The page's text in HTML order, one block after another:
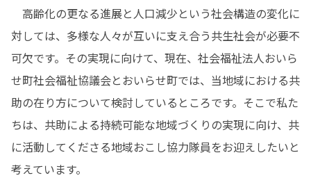
高齢化の更なる進展と人口減少という社会構造の変化に
対しては、多様な人々が互いに支え合う共生社会が必要不
可欠です。その実現に向けて、現在、社会福祉法人おいら
せ町社会福祉協議会とおいらせ町では、当地域における共
助の在り方について検討しているところです。そこで私た
ちは、共助による持続可能な地域づくりの実現に向け、共
に活動してくださる地域おこし協力隊員をお迎えしたいと
考えています。